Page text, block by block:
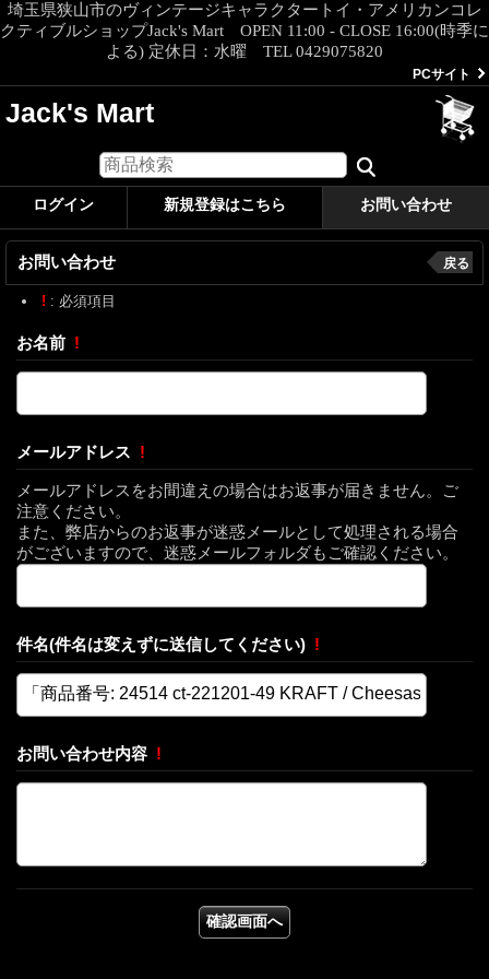
埼玉県狭山市のヴィンテージキャラクタートイ・アメリカンコレ
クティブルショップJack's Mart OPEN 11:00 - CLOSE 16:00(時季に
よる) 定休日：水曜 TEL 0429075820
PCサイト
Jack's Mart
ログイン 新規登録はこちら お問い合わせ
お問い合わせ 戻る
! : 必須項目
お名前 !
メールアドレス !
メールアドレスをお間違えの場合はお返事が届きません。ご
注意ください。
また、弊店からのお返事が迷惑メールとして処理される場合
がございますので、迷惑メールフォルダもご確認ください。
件名(件名は変えずに送信してください) !
お問い合わせ内容 !